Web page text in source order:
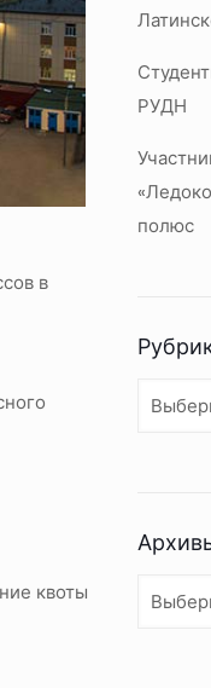
в
квоты
РУДН
полюс
Рубрики
Архивы